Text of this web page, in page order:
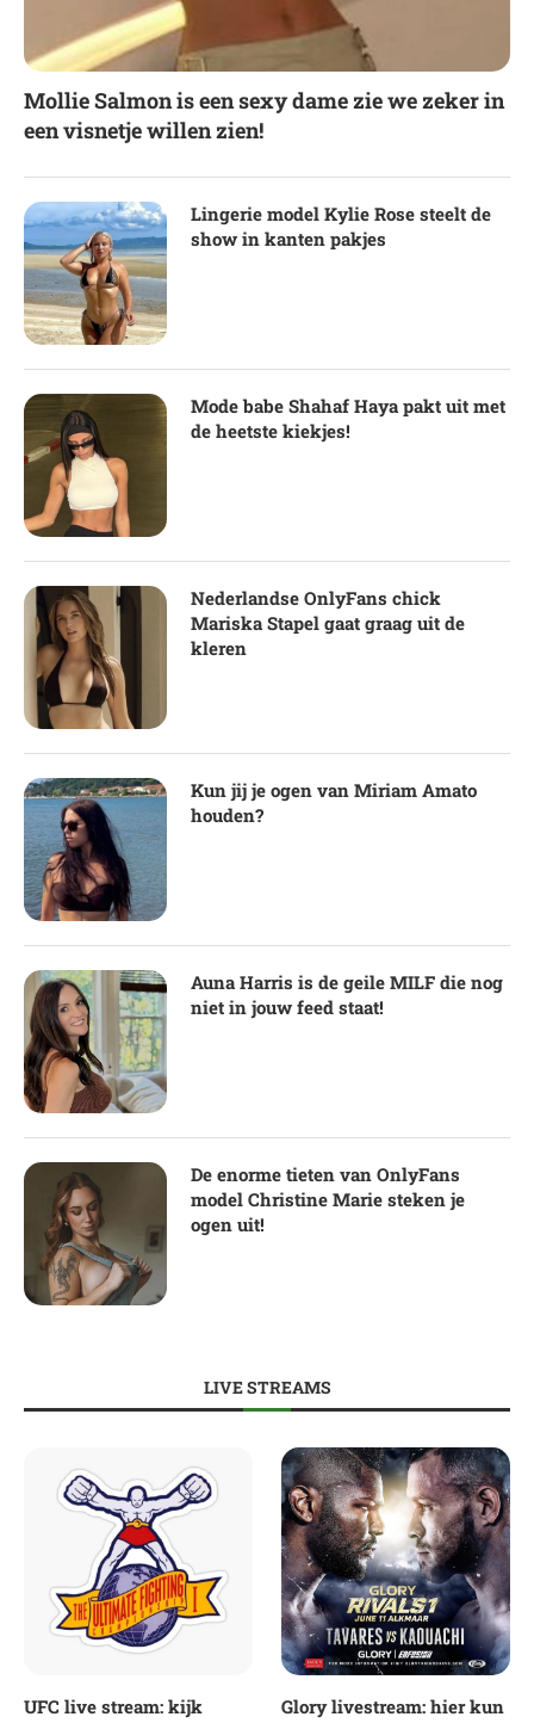
Mollie Salmon is een sexy dame zie we zeker in
een visnetje willen zien!
Lingerie model Kylie Rose steelt de
show in kanten pakjes
Mode babe Shahaf Haya pakt uit met
de heetste kiekjes!
Nederlandse OnlyFans chick
Mariska Stapel gaat graag uit de
kleren
Kun jij je ogen van Miriam Amato
houden?
Auna Harris is de geile MILF die nog
niet in jouw feed staat!
De enorme tieten van OnlyFans
model Christine Marie steken je
ogen uit!
LIVE STREAMS
UFC live stream: kijk
Glory livestream: hier kun